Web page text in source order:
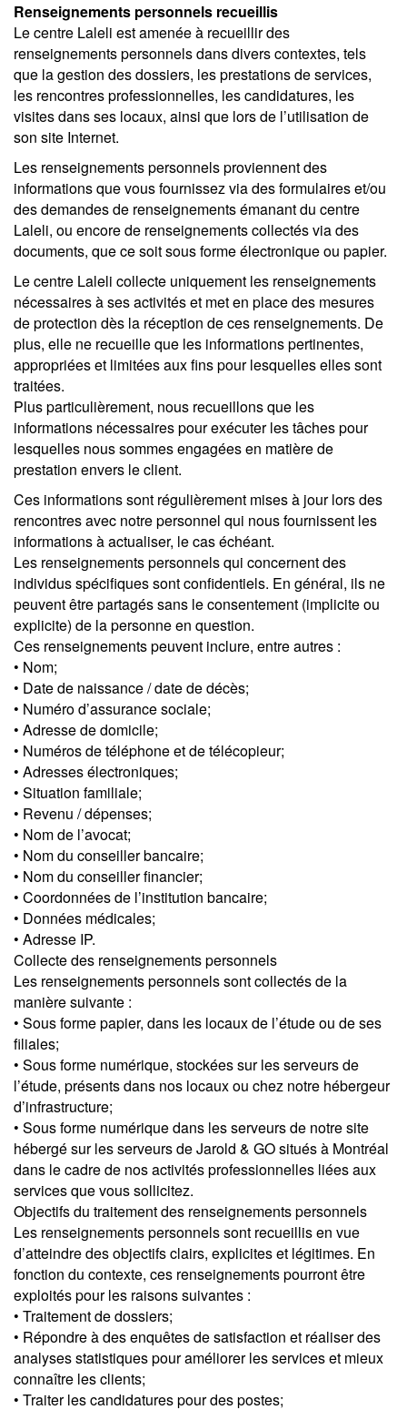
Renseignements personnels recueillis
Le centre Laleli est amenée à recueillir des
renseignements personnels dans divers contextes, tels
que la gestion des dossiers, les prestations de services,
les rencontres professionnelles, les candidatures, les
visites dans ses locaux, ainsi que lors de l’utilisation de
son site Internet.
Les renseignements personnels proviennent des
informations que vous fournissez via des formulaires et/ou
des demandes de renseignements émanant du centre
Laleli, ou encore de renseignements collectés via des
documents, que ce soit sous forme électronique ou papier.
Le centre Laleli collecte uniquement les renseignements
nécessaires à ses activités et met en place des mesures
de protection dès la réception de ces renseignements. De
plus, elle ne recueille que les informations pertinentes,
appropriées et limitées aux fins pour lesquelles elles sont
traitées.
Plus particulièrement, nous recueillons que les
informations nécessaires pour exécuter les tâches pour
lesquelles nous sommes engagées en matière de
prestation envers le client.
Ces informations sont régulièrement mises à jour lors des
rencontres avec notre personnel qui nous fournissent les
informations à actualiser, le cas échéant.
Les renseignements personnels qui concernent des
individus spécifiques sont confidentiels. En général, ils ne
peuvent être partagés sans le consentement (implicite ou
explicite) de la personne en question.
Ces renseignements peuvent inclure, entre autres :
• Nom;
• Date de naissance / date de décès;
• Numéro d’assurance sociale;
• Adresse de domicile;
• Numéros de téléphone et de télécopieur;
• Adresses électroniques;
• Situation familiale;
• Revenu / dépenses;
• Nom de l’avocat;
• Nom du conseiller bancaire;
• Nom du conseiller financier;
• Coordonnées de l’institution bancaire;
• Données médicales;
• Adresse IP.
Collecte des renseignements personnels
Les renseignements personnels sont collectés de la
manière suivante :
• Sous forme papier, dans les locaux de l’étude ou de ses
filiales;
• Sous forme numérique, stockées sur les serveurs de
l’étude, présents dans nos locaux ou chez notre hébergeur
d’infrastructure;
• Sous forme numérique dans les serveurs de notre site
hébergé sur les serveurs de Jarold & GO situés à Montréal
dans le cadre de nos activités professionnelles liées aux
services que vous sollicitez.
Objectifs du traitement des renseignements personnels
Les renseignements personnels sont recueillis en vue
d’atteindre des objectifs clairs, explicites et légitimes. En
fonction du contexte, ces renseignements pourront être
exploités pour les raisons suivantes :
• Traitement de dossiers;
• Répondre à des enquêtes de satisfaction et réaliser des
analyses statistiques pour améliorer les services et mieux
connaître les clients;
• Traiter les candidatures pour des postes;